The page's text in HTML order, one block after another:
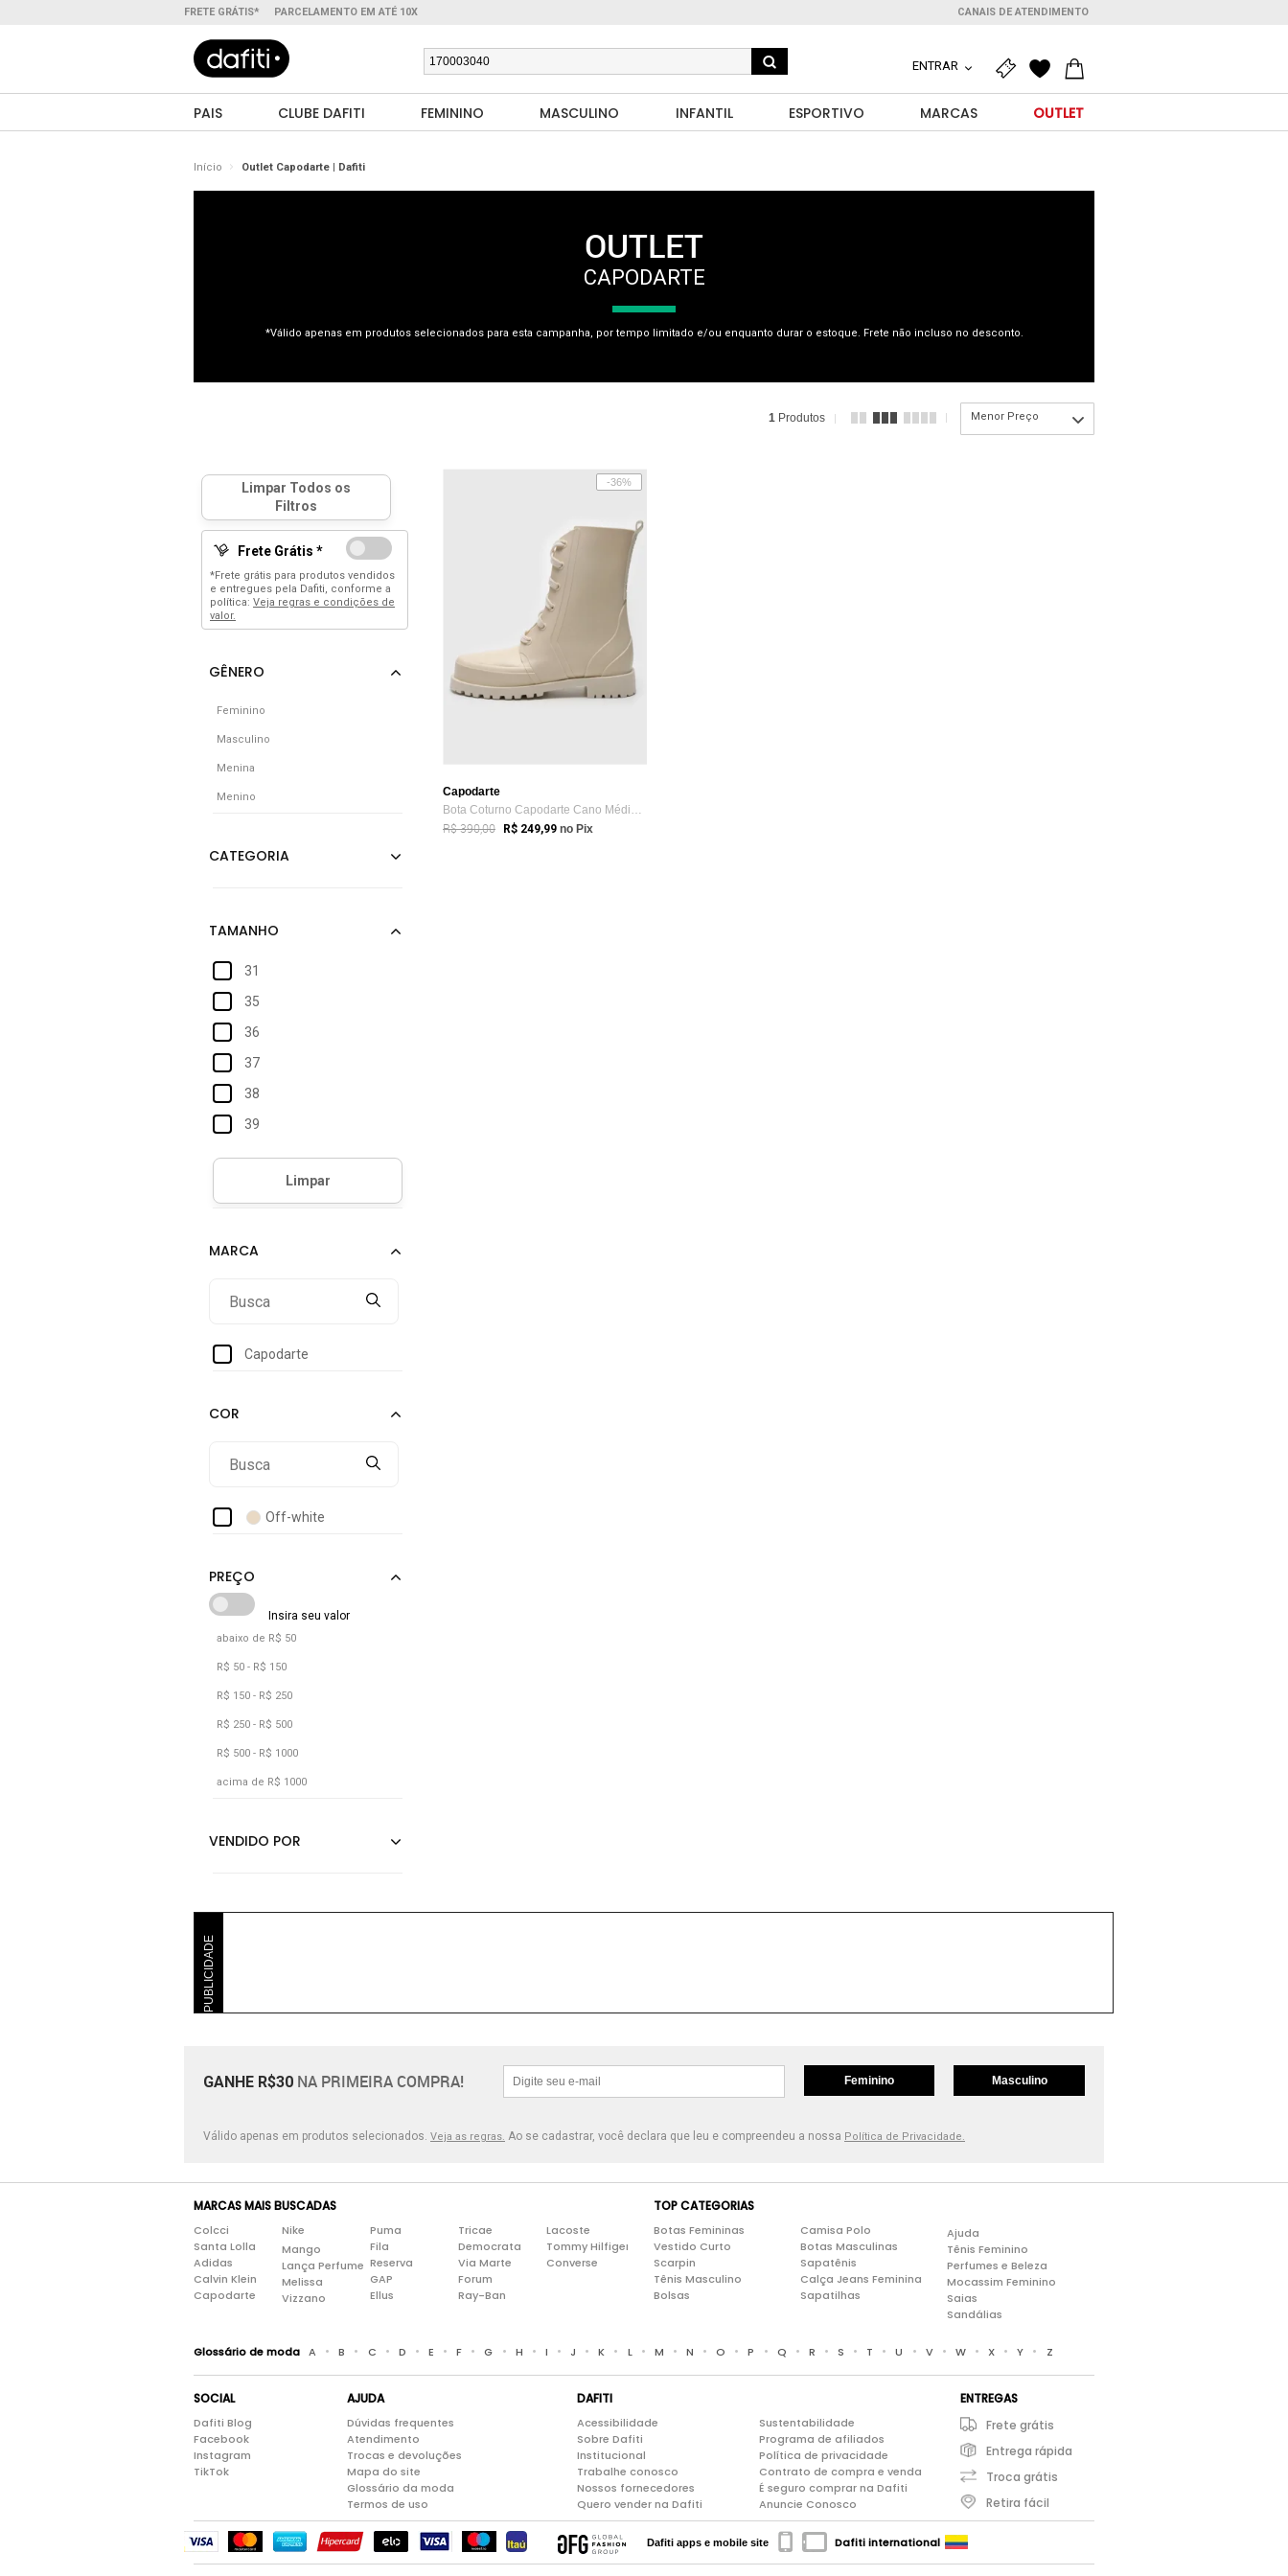
FRETE GRÁTIS* PARCELAMENTO EM ATÉ 10X CANAIS DE ATENDIMENTO
ENTRAR
PAIS CLUBE DAFITI FEMININO MASCULINO INFANTIL ESPORTIVO MARCAS OUTLET
Início Outlet Capodarte | Dafiti
OUTLET
CAPODARTE
*Válido apenas em produtos selecionados para esta campanha, por tempo limitado e/ou enquanto durar o estoque. Frete não incluso no desconto.
1 Produtos Menor Preço
Frete Grátis *
*Frete grátis para produtos vendidos
e entregues pela Dafiti, conforme a
política: Veja regras e condições de
valor.
Feminino
Masculino
Menina
Menino
31
35
36
37
38
39
40
Capodarte
Off-white
abaixo de R$ 50
R$ 50 - R$ 150
R$ 150 - R$ 250
R$ 250 - R$ 500
R$ 500 - R$ 1000
acima de R$ 1000
-36%
Capodarte
Bota Coturno Capodarte Cano Médio Lisa Off-White
R$ 390,00 R$ 249,99 no Pix
PUBLICIDADE
GANHE R$30 NA PRIMEIRA COMPRA! Feminino Masculino
Válido apenas em produtos selecionados. Veja as regras. Ao se cadastrar, você declara que leu e compreendeu a nossa Política de Privacidade.
MARCAS MAIS BUSCADAS
Colcci
Santa Lolla
Adidas
Calvin Klein
Capodarte
Nike
Mango
Lança Perfume
Melissa
Vizzano
Puma
Fila
Reserva
GAP
Ellus
Tricae
Democrata
Via Marte
Forum
Ray-Ban
Lacoste
Tommy Hilfiger
Converse
TOP CATEGORIAS
Botas Femininas
Vestido Curto
Scarpin
Tênis Masculino
Bolsas
Camisa Polo
Botas Masculinas
Sapatênis
Calça Jeans Feminina
Sapatilhas
Ajuda
Tênis Feminino
Perfumes e Beleza
Mocassim Feminino
Saias
Sandálias
Glossário de moda A • B • C • D • E • F • G • H • I • J • K • L • M • N • O • P • Q • R • S • T • U • V • W • X • Y • Z
SOCIAL
Dafiti Blog
Facebook
Instagram
TikTok
AJUDA
Dúvidas frequentes
Atendimento
Trocas e devoluções
Mapa do site
Glossário da moda
Termos de uso
DAFITI
Acessibilidade
Sobre Dafiti
Institucional
Trabalhe conosco
Nossos fornecedores
Quero vender na Dafiti
Sustentabilidade
Programa de afiliados
Política de privacidade
Contrato de compra e venda
É seguro comprar na Dafiti
Anuncie Conosco
ENTREGAS
Frete grátis
Entrega rápida
Troca grátis
Retira fácil
Dafiti apps e mobile site Dafiti international